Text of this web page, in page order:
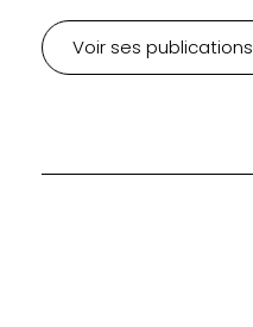
Voir ses publications